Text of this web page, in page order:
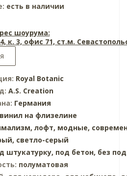
есть в наличии
шоурума:
к. 3, офис 71, ст.м.
Royal Botanic
A.S. Creation
Германия
винил на флизелине
лофт, модные,
светло-серый
штукатурку, под бетон, без
полуматовая